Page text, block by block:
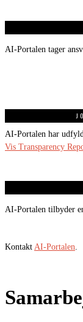
AI-Portalen tager
AI-Portalen har
Vis Transparency
AI-Portalen tilbyder
Kontakt AI-Portalen